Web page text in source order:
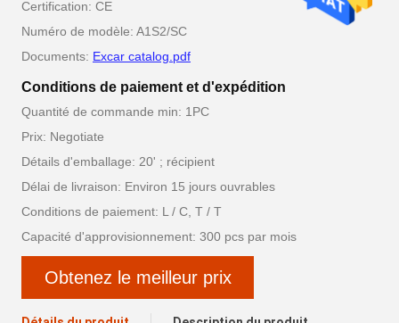
Certification: CE
Numéro de modèle: A1S2/SC
Documents: Excar catalog.pdf
Conditions de paiement et d'expédition
Quantité de commande min: 1PC
Prix: Negotiate
Détails d'emballage: 20' ; récipient
Délai de livraison: Environ 15 jours ouvrables
Conditions de paiement: L / C, T / T
Capacité d'approvisionnement: 300 pcs par mois
Obtenez le meilleur prix